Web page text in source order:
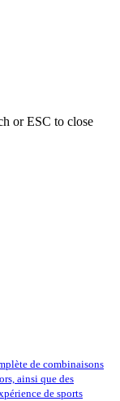
or ESC to close
de combinaisons
ainsi que des
de sports